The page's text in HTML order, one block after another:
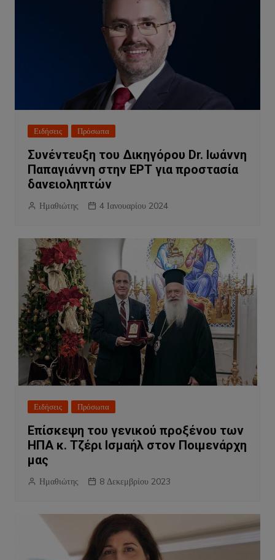
Ειδήσεις Πρόσωπα
Συνέντευξη του Δικηγόρου Dr. Ιωάννη
Παπαγιάννη στην ΕΡΤ για προστασία
δανειοληπτών
Ημαθιώτης 4 Ιανουαρίου 2024
Ειδήσεις Πρόσωπα
Επίσκεψη του γενικού προξένου των
ΗΠΑ κ. Τζέρι Ισμαήλ στον Ποιμενάρχη
μας
Ημαθιώτης 8 Δεκεμβρίου 2023